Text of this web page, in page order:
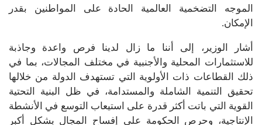
الموجه التضخمية العالمية الحادة على المواطنين بقدر
الإمكان.
أشار الوزير، إلى أننا ما زال لدينا فرص واعدة وجاذبة
للاستثمارات المحلية والأجنبية في مختلف المجالات، بما في
ذلك القطاعات ذات الأولوية التي تستهدف الدولة من خلالها
تحقيق التنمية الشاملة والمستدامة، في ظل البنية التحتية
القوية التي باتت أكثر قدرة على استيعاب التوسع في الأنشطة
الإنتاجية، وحرص الحكومة على إفساح المجال بشكل أكبر